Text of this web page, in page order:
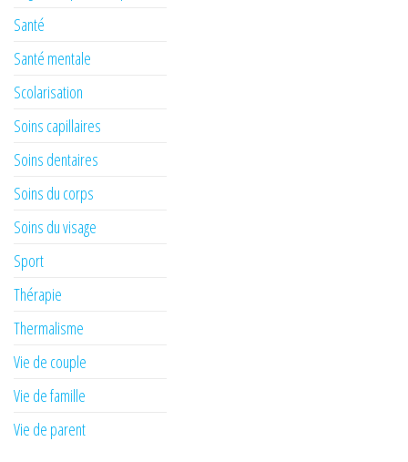
Santé
Santé mentale
Scolarisation
Soins capillaires
Soins dentaires
Soins du corps
Soins du visage
Sport
Thérapie
Thermalisme
Vie de couple
Vie de famille
Vie de parent